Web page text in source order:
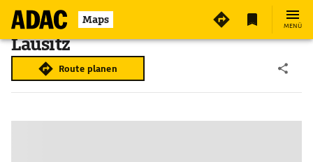
Maps MENÜ
Lausitz
Route planen